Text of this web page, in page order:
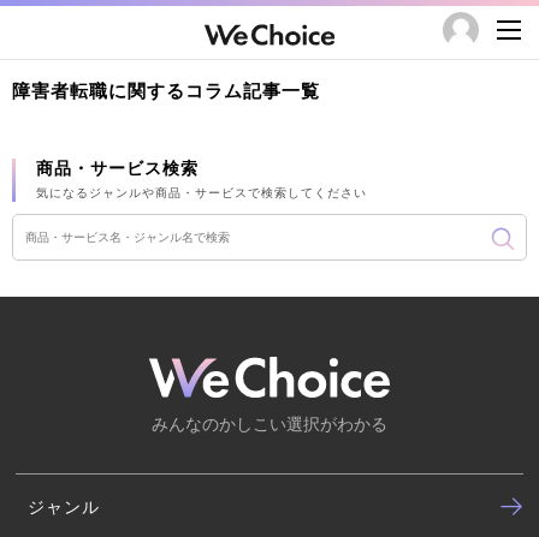
障害者転職に関するコラム記事一覧
商品・サービス検索
気になるジャンルや商品・サービスで検索してください
みんなのかしこい選択がわかる
ジャンル